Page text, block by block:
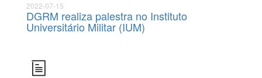
2022-07-15
DGRM realiza palestra no Instituto
Universitário Militar (IUM)